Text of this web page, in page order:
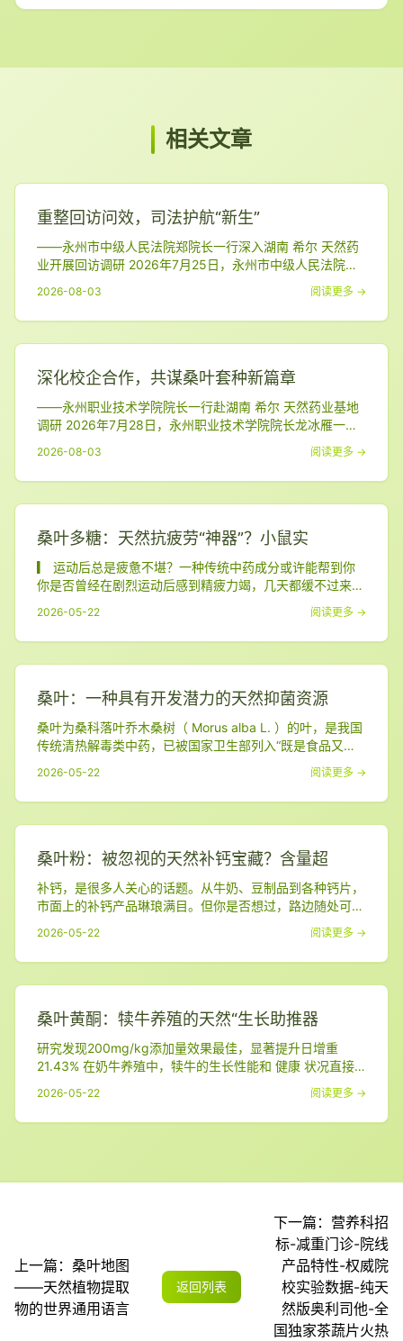
相关文章
重整回访问效，司法护航“新生”
——永州市中级人民法院郑院长一行深入湖南 希尔 天然药
业开展回访调研 2026年7月25日，永州市中级人民法院副
院长郑江云率队莅临 湖南 希尔 天然药业有限公司 （以下简
称“希尔药业”），就企业重整成功后的经营发展情况开展专
题回访，召开座谈交流会、深入车间调研生产情况。公司管
2026-08-03 阅读更多 →
深化校企合作，共谋桑叶套种新篇章
——永州职业技术学院院长一行赴湖南 希尔 天然药业基地
调研 2026年7月28日，永州职业技术学院院长龙冰雁一行
赴 湖南 希尔 天然药业有限公司 桑叶种植基地，就桑叶基地
套种合作开展专题调研。公司管理层热情接待并陪同考察。
调研组深入东安桑叶种植基地，实地察看了桑树选育、生长
2026-08-03 阅读更多 →
桑叶多糖：天然抗疲劳“神器”？小鼠实
▎ 运动后总是疲惫不堪？一种传统中药成分或许能帮到你
你是否曾经在剧烈运动后感到精疲力竭，几天都缓不过来？
或者在忙碌的工作生活中，总觉得身体被掏空？如果是这
样，一项关于桑叶多糖的最新研究可能会给你带来惊喜。
01. 什么是桑叶多糖？ 桑叶，这个我们熟悉的蚕宝宝的食
2026-05-22 阅读更多 →
桑叶：一种具有开发潜力的天然抑菌资源
桑叶为桑科落叶乔木桑树（ Morus alba L. ）的叶，是我国
传统清热解毒类中药，已被国家卫生部列入“既是食品又是
药品”资源名单。近年来，围绕桑叶药理作用的研究日益增
多，其在抑菌方面的潜力备受关注。 科研人员对桑叶提取
物进行了深入研究，发现它对多种常见病菌有显著的抑制作
2026-05-22 阅读更多 →
桑叶粉：被忽视的天然补钙宝藏？含量超
补钙，是很多人关心的话题。从牛奶、豆制品到各种钙片，
市面上的补钙产品琳琅满目。但你是否想过，路边随处可见
的桑叶，竟可能是一种被低估的天然补钙食材？ 一项发表
在《 食品工业科技 》上的研究，对桑叶粉中的钙含量和吸
收效果进行了系统分析。结果让人眼前一亮： 桑叶粉 不仅
2026-05-22 阅读更多 →
桑叶黄酮：犊牛养殖的天然“生长助推器
研究发现200mg/kg添加量效果最佳，显著提升日增重
21.43% 在奶牛养殖中，犊牛的生长性能和 健康 状况直接
影响着牧场未来的经济效益。如何在绿色、环保的前提下，
科学提高犊牛生长速度、增强
2026-05-22 阅读更多 →
上一篇： 桑叶地图
——天然植物提取
物的世界通用语言
返回列表
下一篇： 营养科招
标-减重门诊-院线
产品特性-权威院
校实验数据-纯天
然版奥利司他-全
国独家茶蔬片火热